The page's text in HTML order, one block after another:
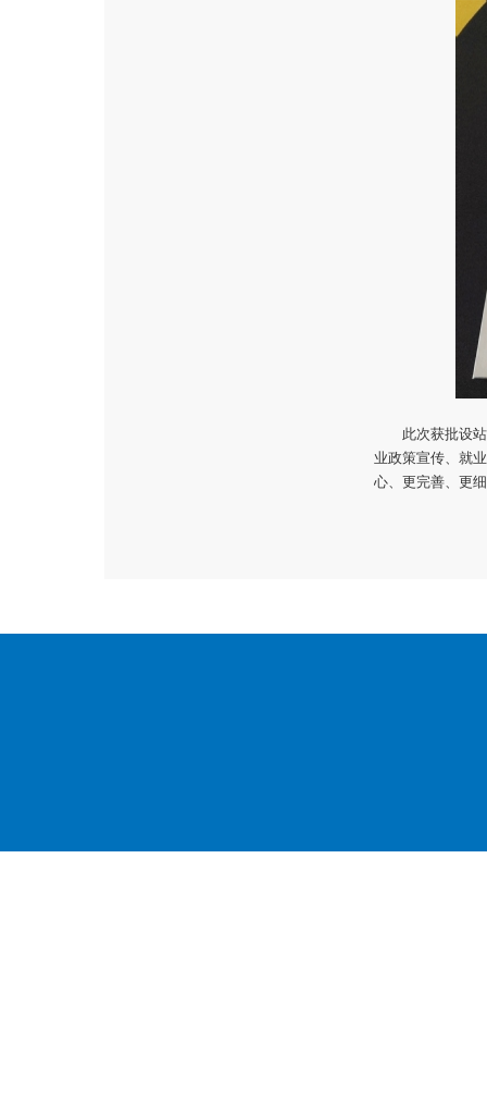
此次获批设
业政策宣传、就
心、更完善、更